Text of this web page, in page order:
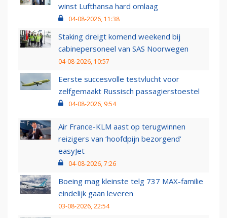
winst Lufthansa hard omlaag
04-08-2026, 11:38
Staking dreigt komend weekend bij
cabinepersoneel van SAS Noorwegen
04-08-2026, 10:57
Eerste succesvolle testvlucht voor
zelfgemaakt Russisch passagierstoestel
04-08-2026, 9:54
Air France-KLM aast op terugwinnen
reizigers van ‘hoofdpijn bezorgend’
easyJet
04-08-2026, 7:26
Boeing mag kleinste telg 737 MAX-familie
eindelijk gaan leveren
03-08-2026, 22:54